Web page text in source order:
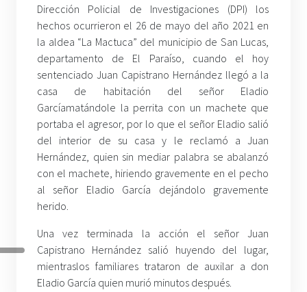
Dirección Policial de Investigaciones (DPI) los
hechos ocurrieron el 26 de mayo del año 2021 en
la aldea “La Mactuca” del municipio de San Lucas,
departamento de El Paraíso, cuando el hoy
sentenciado Juan Capistrano Hernández llegó a la
casa de habitación del señor Eladio
Garcíamatándole la perrita con un machete que
portaba el agresor, por lo que el señor Eladio salió
del interior de su casa y le reclamó a Juan
Hernández, quien sin mediar palabra se abalanzó
con el machete, hiriendo gravemente en el pecho
al señor Eladio García dejándolo gravemente
herido.
Una vez terminada la acción el señor Juan
Capistrano Hernández salió huyendo del lugar,
mientraslos familiares trataron de auxilar a don
Eladio García quien murió minutos después.